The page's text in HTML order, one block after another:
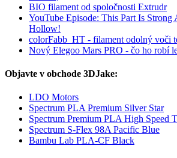
BIO filament od spoločnosti Extrudr
YouTube Episode: This Part Is
Hollow!
colorFabb_HT - filament odolný voči
Nový Elegoo Mars PRO - čo ho robí
Objavte v obchode 3DJake:
LDO Motors
Spectrum PLA Premium Silver Star
Spectrum Premium PLA High Speed
Spectrum S-Flex 98A Pacific Blue
Bambu Lab PLA-CF Black